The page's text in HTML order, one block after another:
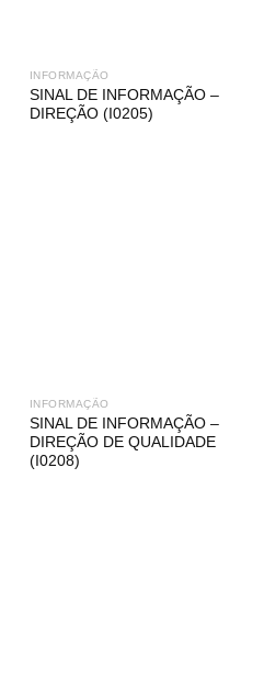
INFORMAÇÃO
SINAL DE INFORMAÇÃO –
DIREÇÃO (I0205)
INFORMAÇÃO
SINAL DE INFORMAÇÃO –
DIREÇÃO DE QUALIDADE
(I0208)